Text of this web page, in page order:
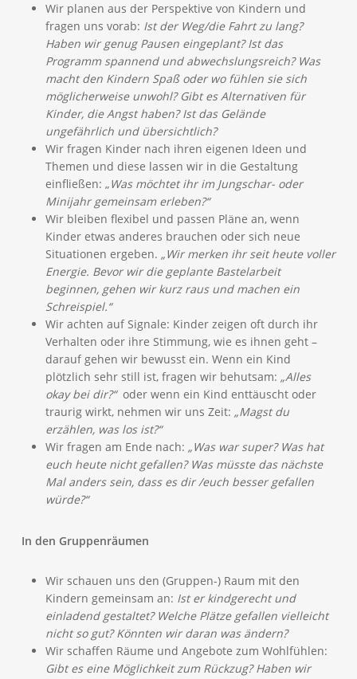
Wir planen aus der Perspektive von Kindern und
fragen uns vorab: Ist der Weg/die Fahrt zu lang?
Haben wir genug Pausen eingeplant? Ist das
Programm spannend und abwechslungsreich? Was
macht den Kindern Spaß oder wo fühlen sie sich
möglicherweise unwohl? Gibt es Alternativen für
Kinder, die Angst haben? Ist das Gelände
ungefährlich und übersichtlich?
Wir fragen Kinder nach ihren eigenen Ideen und
Themen und diese lassen wir in die Gestaltung
einfließen: „Was möchtet ihr im Jungschar- oder
Minijahr gemeinsam erleben?“
Wir bleiben flexibel und passen Pläne an, wenn
Kinder etwas anderes brauchen oder sich neue
Situationen ergeben. „Wir merken ihr seit heute voller
Energie. Bevor wir die geplante Bastelarbeit
beginnen, gehen wir kurz raus und machen ein
Schreispiel.“
Wir achten auf Signale: Kinder zeigen oft durch ihr
Verhalten oder ihre Stimmung, wie es ihnen geht –
darauf gehen wir bewusst ein. Wenn ein Kind
plötzlich sehr still ist, fragen wir behutsam: „Alles
okay bei dir?“oder wenn ein Kind enttäuscht oder
traurig wirkt, nehmen wir uns Zeit: „Magst du
erzählen, was los ist?“
Wir fragen am Ende nach: „Was war super? Was hat
euch heute nicht gefallen? Was müsste das nächste
Mal anders sein, dass es dir /euch besser gefallen
würde?“
In den Gruppenräumen
Wir schauen uns den (Gruppen-) Raum mit den
Kindern gemeinsam an: Ist er kindgerecht und
einladend gestaltet? Welche Plätze gefallen vielleicht
nicht so gut? Könnten wir daran was ändern?
Wir schaffen Räume und Angebote zum Wohlfühlen:
Gibt es eine Möglichkeit zum Rückzug? Haben wir